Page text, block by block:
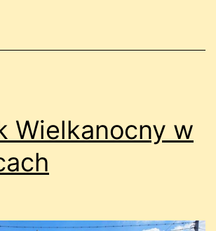
Wielkanocny w